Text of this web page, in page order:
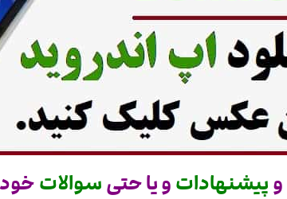
وپیشنهاداتو یا حتیسوالات